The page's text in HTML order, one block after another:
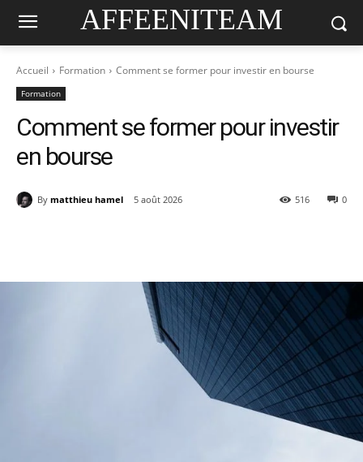
AFFEENITEAM
Accueil Formation Comment se former pour investir en bourse
Formation
Comment se former pour investir
en bourse
By matthieu hamel 5 août 2026 0
516